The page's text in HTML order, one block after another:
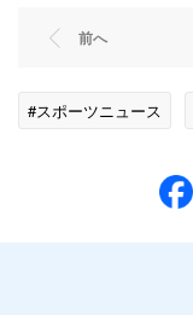
前へ
#スポーツニュース